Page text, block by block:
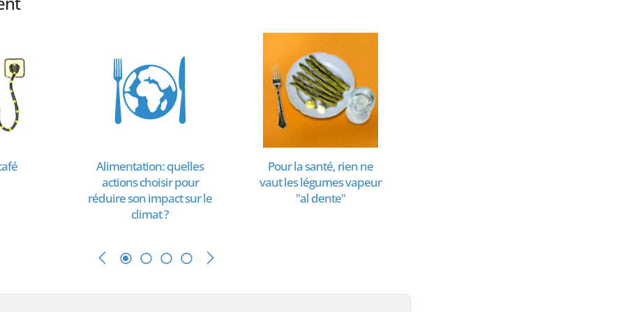
Alimentation: quelles
actions choisir pour
réduire son impact sur le
climat ?
Pour la santé, rien ne
vaut les légumes vapeur
"al dente"